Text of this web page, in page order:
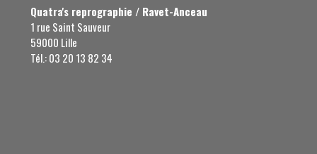
Quatra's reprographie / Ravet-Anceau
1 rue Saint Sauveur
59000 Lille
Tél.: 03 20 13 82 34